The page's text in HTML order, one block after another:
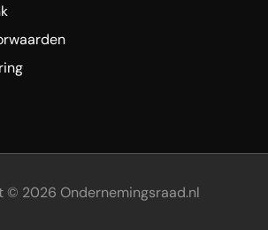
© 2026 Ondernemingsraad.nl